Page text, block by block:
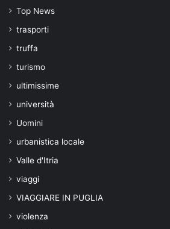
Top News
trasporti
truffa
turismo
ultimissime
università
Uomini
urbanistica locale
Valle d'Itria
viaggi
VIAGGIARE IN PUGLIA
violenza